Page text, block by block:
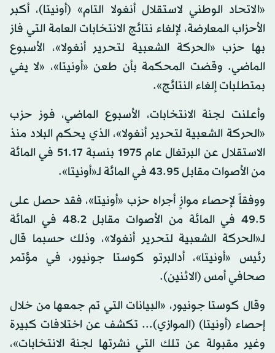
«الاتحاد الوطني لاستقلال أنغولا التام» (أونيتا)، أكبر
الأحزاب المعارضة، لإلغاء نتائج الانتخابات العامة التي فاز
بها حزب «الحركة الشعبية لتحرير أنغولا»، الأسبوع
الماضي. وقضت المحكمة بأن طعن «أونيتا»، «لا يفي
بمتطلبات إلغاء النتائج».
وأعلنت لجنة الانتخابات، الأسبوع الماضي، فوز حزب
«الحركة الشعبية لتحرير أنغولا»، الذي يحكم البلاد منذ
الاستقلال عن البرتغال عام 1975 بنسبة 51.17 في المائة
من الأصوات مقابل 43.95 في المائة لـ«أونيتا».
ووفقاً لإحصاء موازٍ أجراه حزب «أونيتا»، فقد حصل على
49.5 في المائة من الأصوات مقابل 48.2 في المائة
لـ«الحركة الشعبية لتحرير أنغولا»، وذلك حسبما قال
رئيس «أونيتا»، أدالبرتو كوستا جونيور، في مؤتمر
صحافي أمس (الاثنين).
وقال كوستا جونيور، «البيانات التي تم جمعها من خلال
إحصاء (أونيتا) (الموازي)... تكشف عن اختلافات كبيرة
وغير مقبولة عن تلك التي نشرتها لجنة الانتخابات»،